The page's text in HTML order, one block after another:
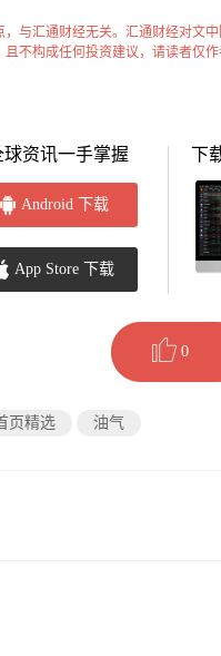
，与汇通财经无关。汇通财经对文
不构成任何投资建议，请读者仅
资讯一手掌握
Android 下载
App Store 下载
下
0
页精选 油气